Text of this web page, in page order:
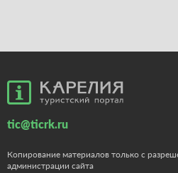
tic@ticrk.ru
Копирование материалов только с
администрации сайта